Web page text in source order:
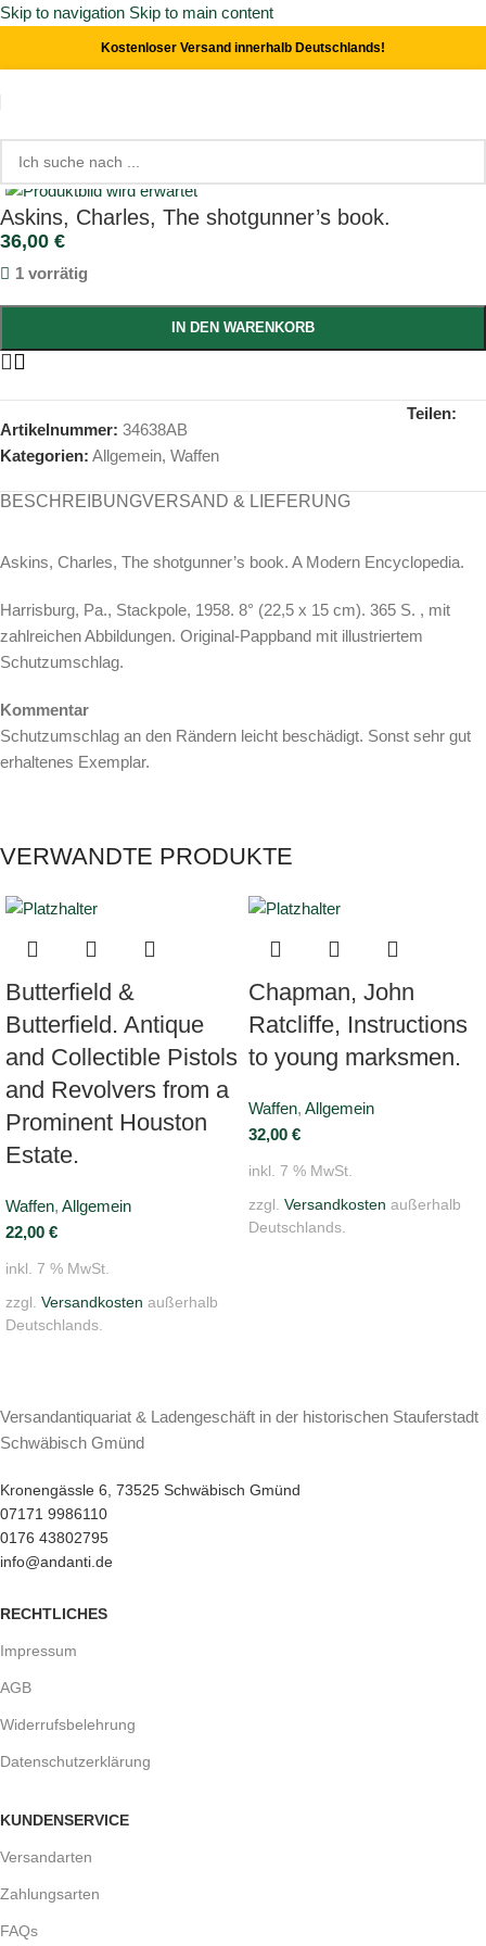
Skip to navigation Skip to main content
Kostenloser Versand innerhalb Deutschlands!
Start/ Waffen /Allgemein
Click to enlarge
Askins, Charles, The shotgunner’s book.
36,00 €
1 vorrätig
IN DEN WARENKORB
Artikelnummer: 34638AB
Kategorien: Allgemein, Waffen
Teilen:
BESCHREIBUNGVERSAND & LIEFERUNG
Askins, Charles, The shotgunner’s book. A Modern Encyclopedia.
Harrisburg, Pa., Stackpole, 1958. 8° (22,5 x 15 cm). 365 S. , mit
zahlreichen Abbildungen. Original-Pappband mit illustriertem
Schutzumschlag.
Kommentar
Schutzumschlag an den Rändern leicht beschädigt. Sonst sehr gut
erhaltenes Exemplar.
VERWANDTE PRODUKTE
Butterfield &
Butterfield. Antique
and Collectible Pistols
and Revolvers from a
Prominent Houston
Estate.
Waffen, Allgemein
22,00 €
inkl. 7 % MwSt.
zzgl. Versandkosten außerhalb
Deutschlands.
Chapman, John
Ratcliffe, Instructions
to young marksmen.
Waffen, Allgemein
32,00 €
inkl. 7 % MwSt.
zzgl. Versandkosten außerhalb
Deutschlands.
Versandantiquariat & Ladengeschäft in der historischen Stauferstadt
Schwäbisch Gmünd
Kronengässle 6, 73525 Schwäbisch Gmünd
07171 9986110
0176 43802795
info@andanti.de
RECHTLICHES
Impressum
AGB
Widerrufsbelehrung
Datenschutzerklärung
KUNDENSERVICE
Versandarten
Zahlungsarten
FAQs